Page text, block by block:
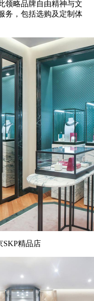
领略品牌自由精神与文
务，包括选购及定制体
SKP精品店